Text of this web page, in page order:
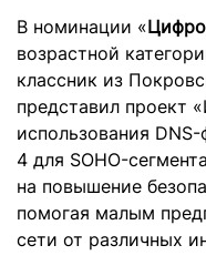
В номинации «
возрастной
классник из
представил проект
использования DNS-
4 для SOHO-
на повышение
помогая малым
сети от различных